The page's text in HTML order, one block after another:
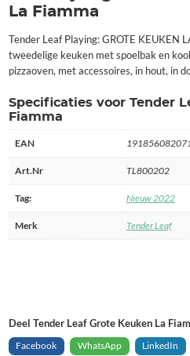
La Fiamma
Tender Leaf Playing: GROTE
tweedelige keuken met spoelbak en
pizzaoven, met accessoires, in hout, in
Specificaties voor Tender
Fiamma
EAN
Art.Nr TL800202
Tag: Nieuw 2022
Merk Tender Leaf
Deel Tender Leaf Grote Keuken La
Facebook
WhatsApp LinkedIn